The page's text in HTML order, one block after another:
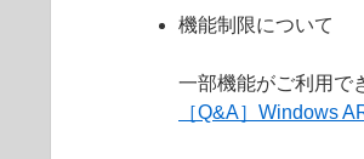
機能制限について
一部機能がご利用で
［Q&A］Windows